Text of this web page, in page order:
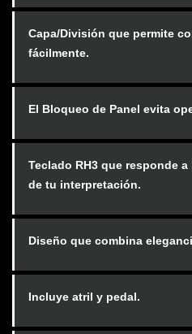
Capa/División que permite
fácilmente.
El Bloqueo de Panel evita
Teclado RH3 que responde
de tu interpretación.
Diseño que combina
Incluye atril y pedal.